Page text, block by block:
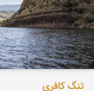
تنگ کافری